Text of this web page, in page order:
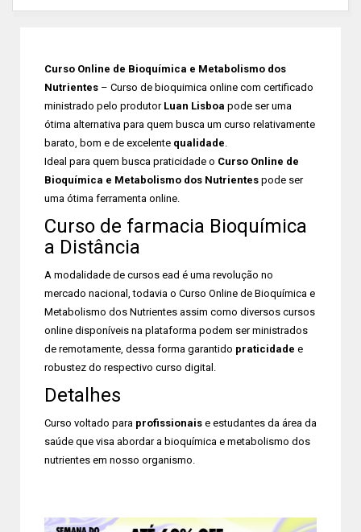
Curso Online de Bioquímica e Metabolismo dos
Nutrientes – Curso de bioquimica online com certificado
ministrado pelo produtor Luan Lisboa pode ser uma
ótima alternativa para quem busca um curso relativamente
barato, bom e de excelente qualidade.
Ideal para quem busca praticidade o Curso Online de
Bioquímica e Metabolismo dos Nutrientes pode ser
uma ótima ferramenta online.
Curso de farmacia Bioquímica
a Distância
A modalidade de cursos ead é uma revolução no
mercado nacional, todavia o Curso Online de Bioquímica e
Metabolismo dos Nutrientes assim como diversos cursos
online disponíveis na plataforma podem ser ministrados
de remotamente, dessa forma garantido praticidade e
robustez do respectivo curso digital.
Detalhes
Curso voltado para profissionais e estudantes da área da
saúde que visa abordar a bioquímica e metabolismo dos
nutrientes em nosso organismo.